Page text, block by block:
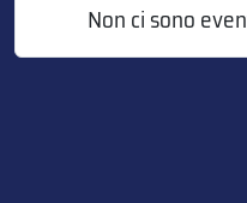
Non ci sono